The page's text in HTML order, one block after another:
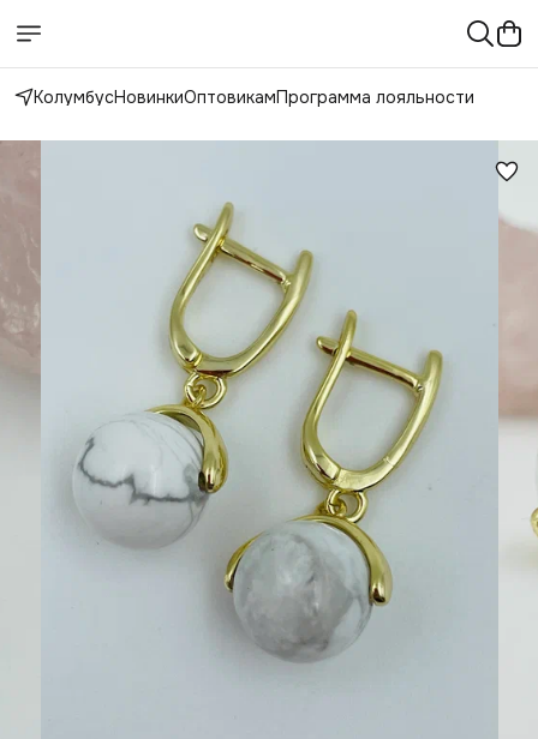
КолумбусНовинкиОптовикамПрограмма лояльности